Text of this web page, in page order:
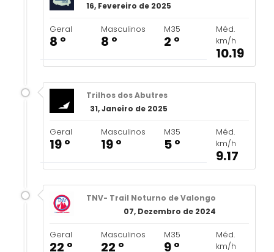
16, Fevereiro de 2025
Geral
8 º
Masculinos
8 º
M35
2 º
Méd.
km/h
10.19
Trilhos dos Abutres
31, Janeiro de 2025
Geral
19 º
Masculinos
19 º
M35
5 º
Méd.
km/h
9.17
TNV- Trail Noturno de Valongo
07, Dezembro de 2024
Geral
22 º
Masculinos
22 º
M35
9 º
Méd.
km/h